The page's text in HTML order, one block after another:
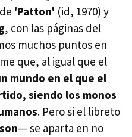
'Patton' (id, 1970) y
, con las páginas del
muchos puntos en
que, al igual que el
mundo en el que el
siendo los monos
. Pero si el libreto
— se aparta en no